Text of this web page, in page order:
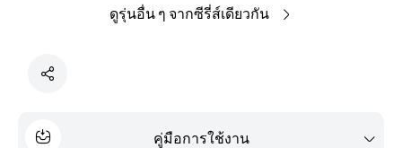
ดูรุ่นอื่น ๆ จากซีรี่ส์เดียวกัน
คู่มือการใช้งาน